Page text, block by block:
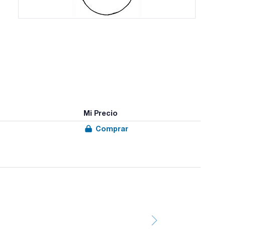
Mi Precio
Comprar